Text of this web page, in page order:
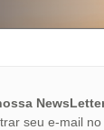
seu e-mail no